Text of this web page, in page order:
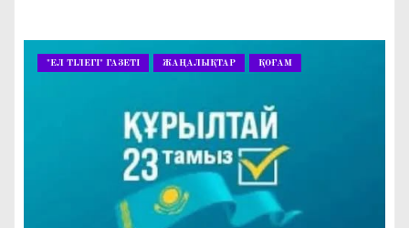
"ЕЛ ТІЛЕГІ" ГАЗЕТІ ЖАҢАЛЫҚТАР ҚОҒАМ